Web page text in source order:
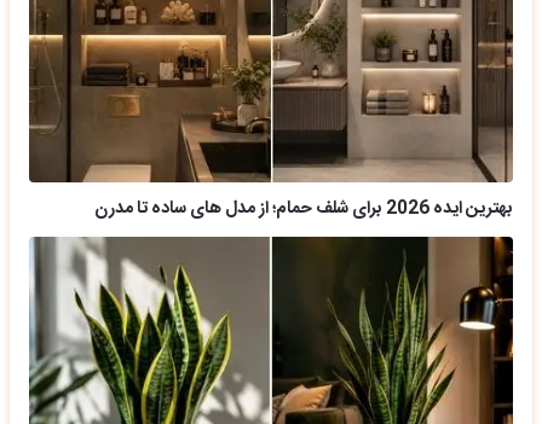
بهترین ایده 2026 برای شلف حمام؛ از مدل های ساده تا مدرن